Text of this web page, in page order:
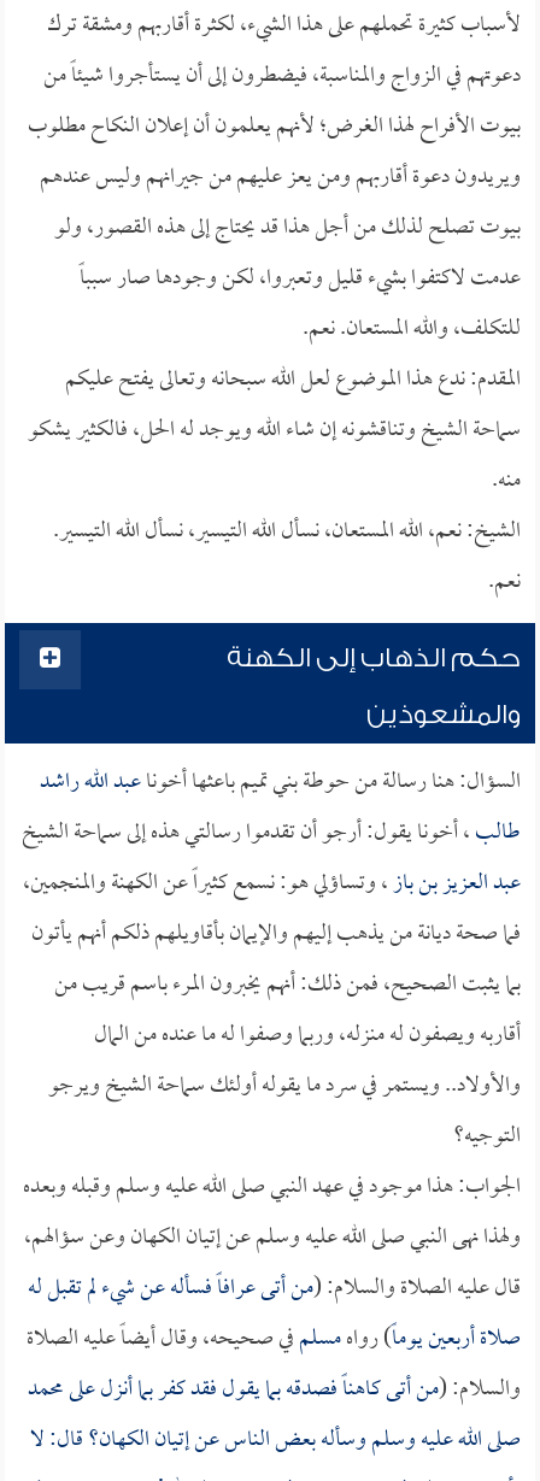
لأسباب كثيرة تحملهم على هذا الشيء، لكثرة أقاربهم ومشقة ترك
دعوتهم في الزواج والمناسبة، فيضطرون إلى أن يستأجروا شيئاً من
بيوت الأفراح لهذا الغرض؛ لأنهم يعلمون أن إعلان النكاح مطلوب
ويريدون دعوة أقاربهم ومن يعز عليهم من جيرانهم وليس عندهم
بيوت تصلح لذلك من أجل هذا قد يحتاج إلى هذه القصور، ولو
عدمت لاكتفوا بشيء قليل وتعبروا، لكن وجودها صار سبباً
للتكلف، والله المستعان. نعم.
المقدم: ندع هذا الموضوع لعل الله سبحانه وتعالى يفتح عليكم
سماحة الشيخ وتناقشونه إن شاء الله ويوجد له الحل، فالكثير يشكو
منه.
الشيخ: نعم، الله المستعان، نسأل الله التيسير، نسأل الله التيسير.
نعم.
حكم الذهاب إلى الكهنة
والمشعوذين
السؤال: هنا رسالة من حوطة بني تميم باعثها أخوناعبد الله راشد
طالب، أخونا يقول: أرجو أن تقدموا رسالتي هذه إلى سماحة الشيخ
عبد العزيز بن باز، وتساؤلي هو: نسمع كثيراً عن الكهنة والمنجمين،
فما صحة ديانة من يذهب إليهم والإيمان بأقاويلهم ذلكم أنهم يأتون
بما يثبت الصحيح، فمن ذلك: أنهم يخبرون المرء باسم قريب من
أقاربه ويصفون له منزله، وربما وصفوا له ما عنده من المال
والأولاد.. ويستمر في سرد ما يقوله أولئك سماحة الشيخ ويرجو
التوجيه؟
الجواب: هذا موجود في عهد النبي صلى الله عليه وسلم وقبله وبعده
ولهذا نهى النبي صلى الله عليه وسلم عن إتيان الكهان وعن سؤالهم،
قال عليه الصلاة والسلام: (من أتى عرافاً فسأله عن شيء لم تقبل له
صلاة أربعين يوماً) رواهمسلمفي صحيحه، وقال أيضاً عليه الصلاة
والسلام: (من أتى كاهناً فصدقه بما يقول فقد كفر بما أنزل على محمد
صلى الله عليه وسلم وسأله بعض الناس عن إتيان الكهان؟ قال: لا